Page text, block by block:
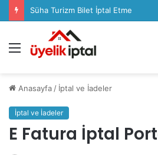
Süha Turizm Bilet İptal Etme
Menü
Anasayfa / İptal ve İadeler
İptal ve İadeler
E Fatura İptal